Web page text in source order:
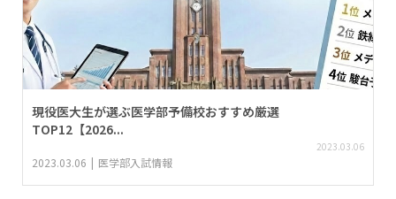
現役医大生が選ぶ医学部予備校おすすめ厳選
TOP12【2026...
2023.03.06
2023.03.06 医学部入試情報